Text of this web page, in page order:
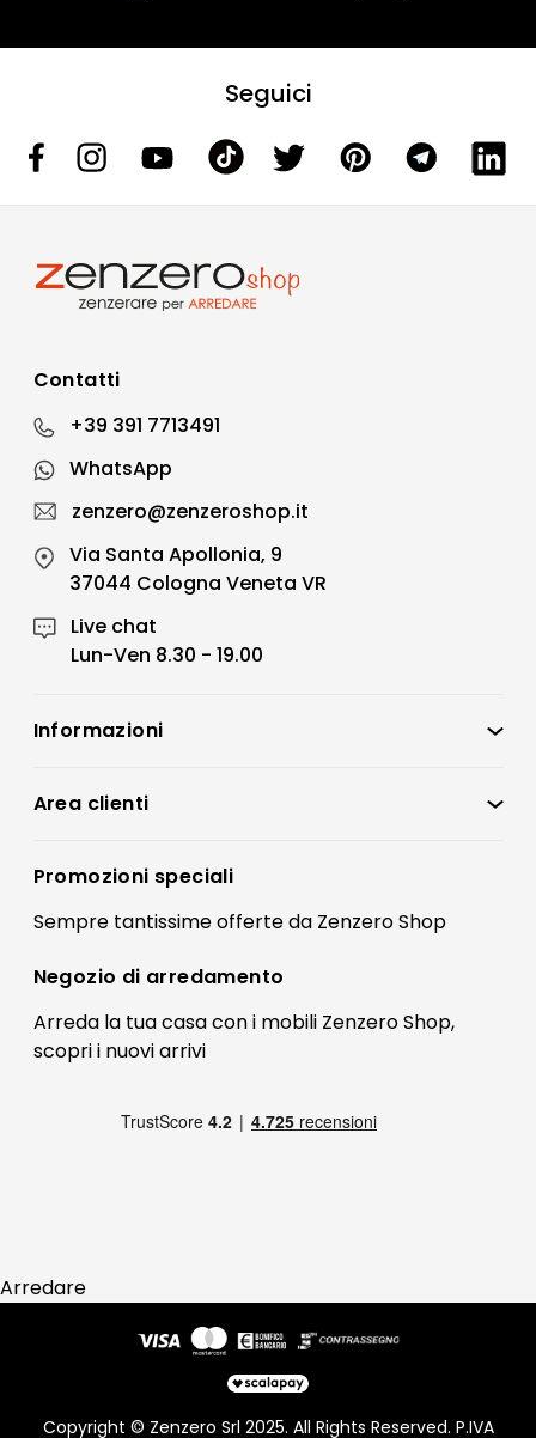
Seguici
Contatti
+39 391 7713491
WhatsApp
zenzero@zenzeroshop.it
Via Santa Apollonia, 9
37044 Cologna Veneta VR
Live chat
Lun-Ven 8.30 - 19.00
Informazioni
Condizioni di vendita
Preferenze Cookies
Termini e condizioni
Contatti
FAQ
Pagamenti
Area clienti
Registrati
Il mio account
Promozioni speciali
Sempre tantissimeofferteda Zenzero Shop
Negozio di arredamento
Arreda la tua casa con i mobili Zenzero Shop,
scopri i nuovi arrivi
Arredare
Copyright © Zenzero Srl 2025. All Rights Reserved. P.IVA